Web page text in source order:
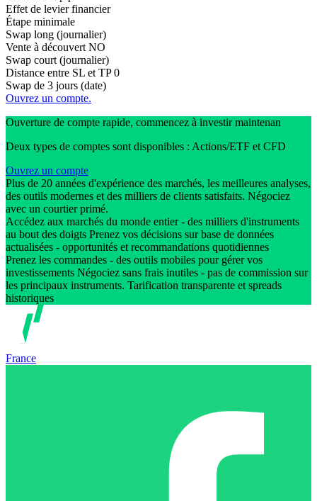
Effet de levier financier
Étape minimale
Swap long (journalier)
Vente à découvert NO
Swap court (journalier)
Distance entre SL et TP 0
Swap de 3 jours (date)
Ouvrez un compte.
Ouverture de compte rapide, commencez à investir maintenan
Deux types de comptes sont disponibles : Actions/ETF et CFD
Ouvrez un compte
Plus de 20 années d'expérience des marchés, les meilleures analyses,
des outils modernes et des milliers de clients satisfaits. Négociez
avec un courtier primé.
Accédez aux marchés du monde entier - des milliers d'instruments
au bout des doigts Prenez vos décisions sur base de données
actualisées - opportunités et recommandations quotidiennes
Prenez les commandes - des outils mobiles pour gérer vos
investissements Négociez sans frais inutiles - pas de commission sur
les principaux instruments. Tarification transparente et spreads
historiques
France